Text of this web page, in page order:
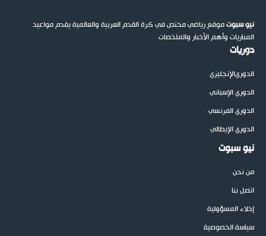
نيو سبوتموقع رياضي مختص في كرة القدم العربية والعالمية يقدم مواعيد
المباريات وأهم الأخبار والملخصات
دوريات
الدوريالإنجليزي
الدوري الإسباني
الدوري الفرنسي
الدوري الإيطالي
نيو سبوت
من نحن
اتصل بنا
إخلاء المسؤولية
سياسة الخصوصية